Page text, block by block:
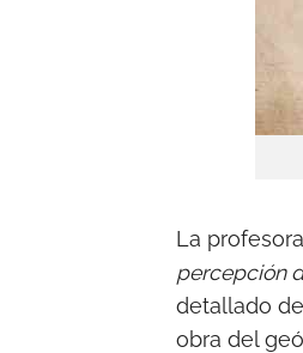
La
percepción
detallado
obra del